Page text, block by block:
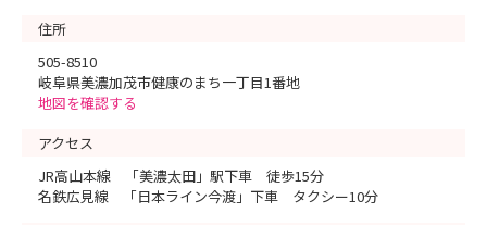
住所
505-8510
岐阜県美濃加茂市健康のまち一丁目1番地
地図を確認する
アクセス
JR高山本線 「美濃太田」駅下車 徒歩15分
名鉄広見線 「日本ライン今渡」下車 タクシー10分